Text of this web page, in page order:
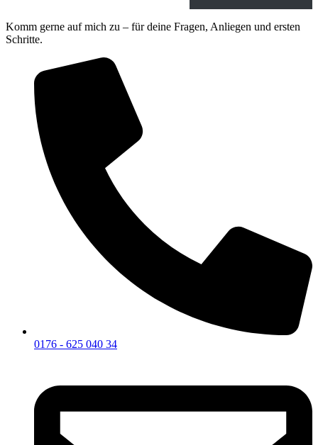
Komm gerne auf mich zu – für deine Fragen, Anliegen und ersten
Schritte.
0176 - 625 040 34